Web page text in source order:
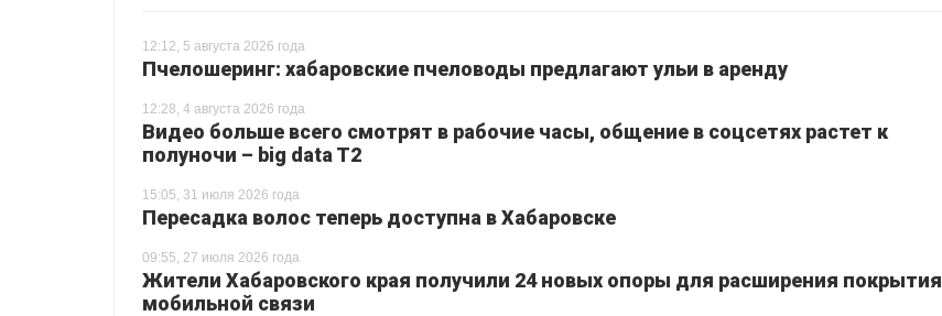
12:12, 5 августа 2026 года
Пчелошеринг: хабаровские пчеловоды предлагают ульи в аренду
12:28, 4 августа 2026 года
Видео больше всего смотрят в рабочие часы, общение в соцсетях растет к
полуночи – big data T2
15:05, 31 июля 2026 года
Пересадка волос теперь доступна в Хабаровске
09:55, 27 июля 2026 года
Жители Хабаровского края получили 24 новых опоры для расширения покрытия
мобильной связи